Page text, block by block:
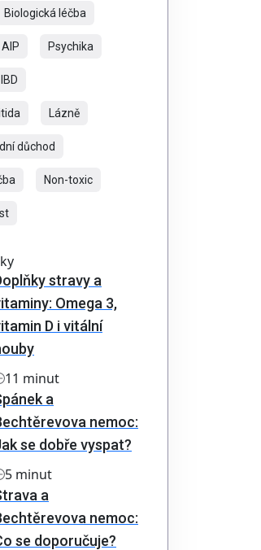
Biologická léčba
AIP Psychika
IBD
Lázně
důchod
Non-toxic
stravy a
Omega 3,
D i vitální
11 minut
a
nemoc:
se dobře vyspat?
5 minut
a
nemoc:
se doporučuje?